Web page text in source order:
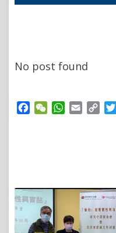
No post found
Facebook
WeChatWhatsApp
Email Copy